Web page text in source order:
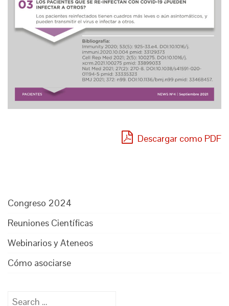
Descargar como PDF
Congreso 2024
Reuniones Científicas
Webinarios y Ateneos
Cómo asociarse
Search